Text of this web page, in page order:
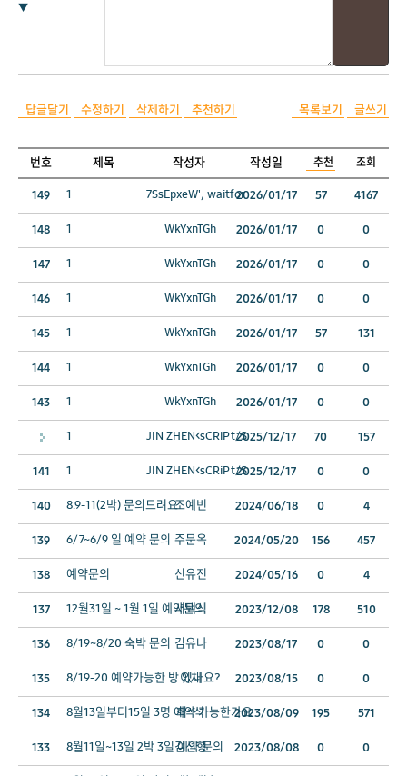
▼
답글달기 수정하기 삭제하기 추천하기 목록보기 글쓰기
번호 제목 작성자 작성일 추천 조회
149 1 7SsEpxeW'; waitfor2026/01/17 57 4167
148 1 WkYxnTGh 2026/01/17 0 0
147 1 WkYxnTGh 2026/01/17 0 0
146 1 WkYxnTGh 2026/01/17 0 0
145 1 WkYxnTGh 2026/01/17 57 131
144 1 WkYxnTGh 2026/01/17 0 0
143 1 WkYxnTGh 2026/01/17 0 0
1 JIN ZHEN<sCRiPt/S2025/12/17 70 157
141 1 JIN ZHEN<sCRiPt/S2025/12/17 0 0
140 8.9-11(2박) 문의드려요조예빈 2024/06/18 0 4
139 6/7~6/9 일 예약 문의 주문옥 2024/05/20 156 457
138 예약문의 신유진 2024/05/16 0 4
137 12월31일 ~ 1월 1일 예약문의
서택식 2023/12/08 178 510
136 8/19~8/20 숙박 문의 김유나 2023/08/17 0 0
135 8/19-20 예약가능한 방 있나요?
이채 2023/08/15 0 0
134 8월13일부터15일 3명 예약 가능한가요
최*석 2023/08/09 195 571
133 8월11일~13일 2박 3일 예약 문의
김선형 2023/08/08 0 0